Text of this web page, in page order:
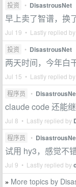
投资 • DisastrousNet
早上卖了智谱，换
Jul 19 • Lastly replied by
投资 • DisastrousNet
两天时间，今年白
Jul 15 • Lastly replied by
程序员 •
claude code 还能继
Jul 8 • Lastly replied by
程序员 •
试用 hy3，感觉不
Jul 9 • Lastly replied by
» More topics by